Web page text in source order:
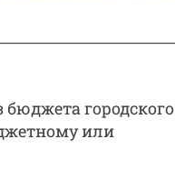
городского
или